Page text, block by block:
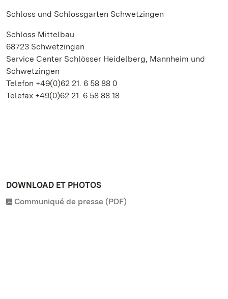
Schloss und Schlossgarten Schwetzingen
Schloss Mittelbau
68723 Schwetzingen
Service Center Schlösser Heidelberg, Mannheim und
Schwetzingen
Telefon +49(0)62 21. 6 58 88 0
Telefax +49(0)62 21. 6 58 88 18
DOWNLOAD ET PHOTOS
Communiqué de presse (PDF)